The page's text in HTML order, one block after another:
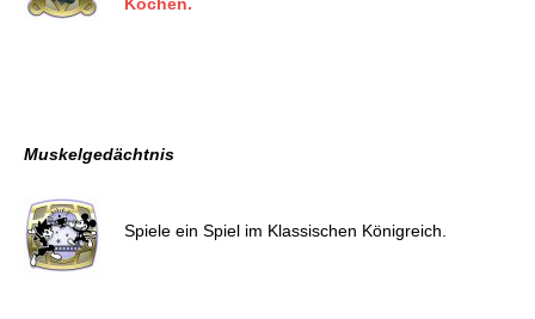
Muskelgedächtnis
Spiele ein Spiel im Klassischen Königreich.